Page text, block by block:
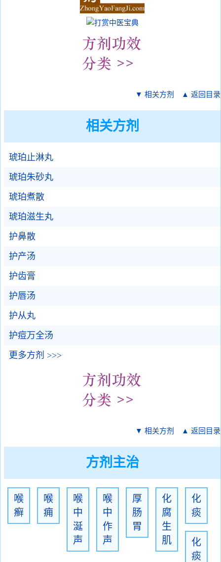
▼ 相关方剂 ▲ 返回目录
相关方剂
琥珀止淋丸
琥珀朱砂丸
琥珀煮散
琥珀滋生丸
护鼻散
护产汤
护齿膏
护唇汤
护从丸
护痘万全汤
更多方剂 >>>
▼ 相关方剂 ▲ 返回目录
方剂主治
喉
癣
喉
痈
喉
中
涎
声
喉
中
作
声
厚
肠
胃
化
腐
生
肌
化
痰
化
痰